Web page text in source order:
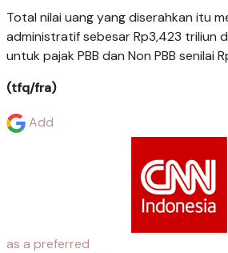
Total nilai uang yang diserahkan itu
administratif sebesar Rp3,423 triliun
untuk pajak PBB dan Non PBB senilai
(tfq/fra)
Add
as a preferred